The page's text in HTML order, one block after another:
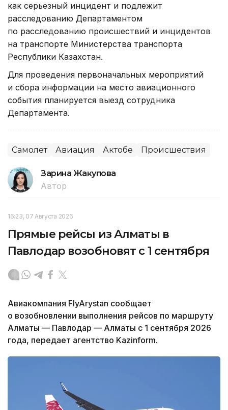
как серьезный инцидент и подлежит
расследованию Департаментом
по расследованию происшествий и инцидентов
на транспорте Министерства транспорта
Республики Казахстан.
Для проведения первоначальных мероприятий
и сбора информации на место авиационного
события планируется выезд сотрудника
Департамента.
Самолет Авиация Актобе Происшествия
Зарина Жакупова
Автор
16:23, 07 Августа 2026
Прямые рейсы из Алматы в
Павлодар возобновят с 1 сентября
Авиакомпания FlyArystan сообщает
о возобновлении выполнения рейсов по маршруту
Алматы — Павлодар — Алматы с 1 сентября 2026
года, передает агентство Kazinform.